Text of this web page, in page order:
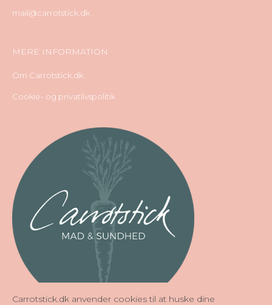
mail@carrotstick.dk
MERE INFORMATION
Om Carrotstick.dk
Cookie- og privatlivspolitik
Carrotstick.dk anvender cookies til at huske dine